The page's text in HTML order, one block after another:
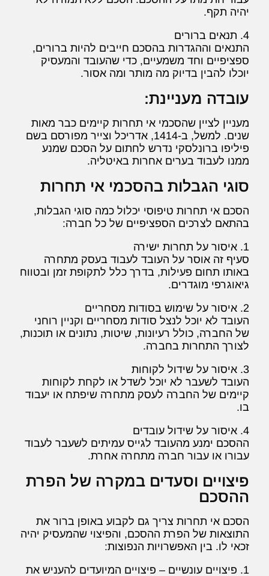
יהיה תקף.
4. תנאים ברורים
התנאים וההגדרות בהסכם חייבים להיות ברורים,
ספציפיים וחד משמעיים, כדי שהעובד והמעסיק
יוכלו להבין בדיוק מה מותר ומה אסור.
עובדה מעניינת:
מעניין לציין שהסכמי אי תחרות קיימים כבר מאות
שנים. למשל, ב-1414, אדריכל וצייר מפורסם בשם
פיליפו ברונלסקי נדרש לחתום על הסכם שמנע
ממנו לעבוד בערים אחרות באיטליה.
סוגי הגבלות בהסכמי אי תחרות
הסכם אי תחרות טיפוסי יכלול כמה סוגי הגבלות,
בהתאם לצרכים הספציפיים של כל חברה:
1. איסור על תחרות ישירה
סעיף זה אוסר על העובד לעבוד בעסק מתחרה
באותו תחום פעילות, בדרך כלל לתקופת זמן ובטווח
גיאוגרפי מוגדרים.
2. איסור על שימוש בסודות מסחריים
העובד לא יוכל לנצל סודות מסחריים וקניין רוחני
של החברה, כולל רעיונות, שיטות, נתונים או תוכנות,
לצורך התחרות בחברה.
3. איסור על שידול לקוחות
העובד לשעבר לא יוכל לשדל או לקחת לקוחות
קיימים של החברה לעסק מתחרה שיפתח או יעבוד
בו.
4. איסור על שידול עובדים
ההסכם ימנע מהעובד לגייס עמיתים לשעבר לעבוד
עבורו או עבור חברה מתחרה אחרת.
פיצויים וסעדים במקרה של הפרת
ההסכם
הסכם אי תחרות צריך גם לקבוע באופן ברור את
התוצאות של הפרת ההסכם, והפיצוי שהמעסיק יהיה
זכאי לו. בין האפשרויות הנפוצות:
1. פיצויים עונשיים – פיצויים המיועדים להעניש את